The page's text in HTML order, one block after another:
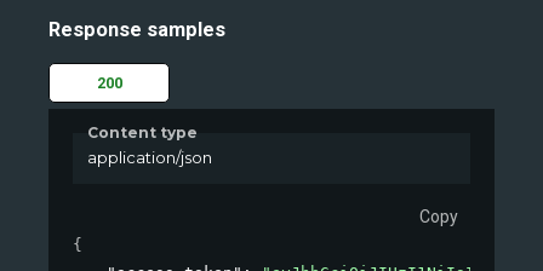
Response samples
200
Content type
application/json
Copy
{